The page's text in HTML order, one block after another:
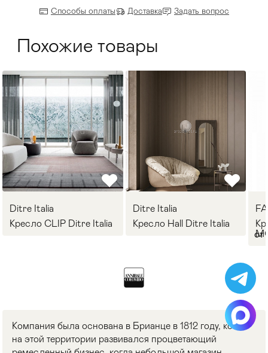
Способы оплаты Доставка Задать вопрос
Похожие товары
Ditre Italia
Кресло CLIP Ditre Italia
Ditre Italia
Кресло Hall Ditre Italia
от
Компания была основана в Брианце в 1812 году, когда
на этой территории развивался процветающий